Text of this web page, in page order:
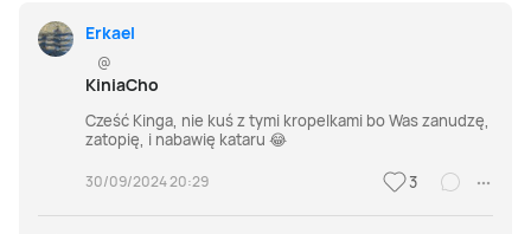
Erkael
@
KiniaCho
Cześć Kinga, nie kuś z tymi kropelkami bo Was zanudzę,
zatopię, i nabawię kataru 😂
30/09/2024 20:29 3